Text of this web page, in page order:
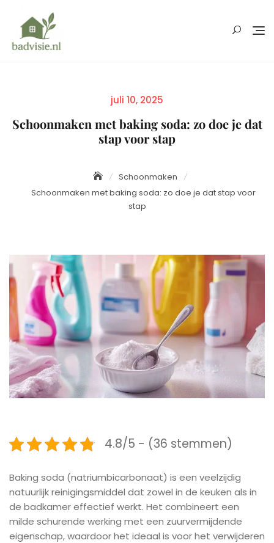
content
Posted
juli 10, 2025
Schoonmaken met baking soda: zo doe je dat
stap voor stap
Schoonmaken
Schoonmaken met baking soda: zo doe je dat stap voor
stap
4.8/5 - (36 stemmen)
Baking soda (natriumbicarbonaat) is een veelzijdig
natuurlijk reinigingsmiddel dat zowel in de keuken als in
de badkamer effectief werkt. Het combineert een
milde schurende werking met een zuurvermijdende
eigenschap, waardoor het ideaal is voor het verwijderen